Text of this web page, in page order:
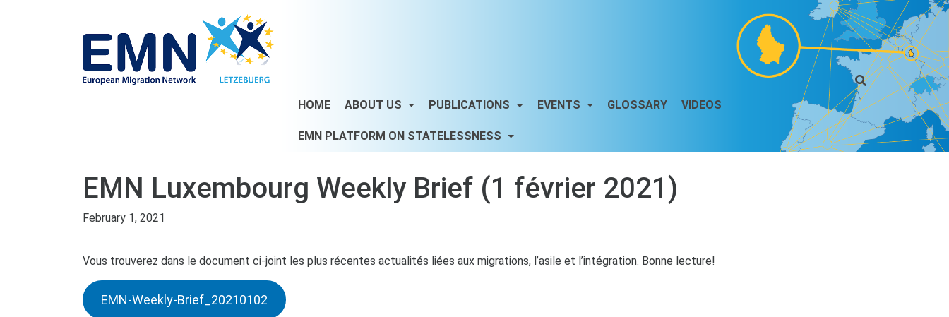
HOME ABOUT US PUBLICATIONS EVENTS GLOSSARY VIDEOS
EMN PLATFORM ON STATELESSNESS
EMN Luxembourg Weekly Brief (1 février 2021)
February 1, 2021
Vous trouverez dans le document ci-joint les plus récentes actualités liées aux migrations, l’asile et l’intégration. Bonne lecture!
EMN-Weekly-Brief_20210102